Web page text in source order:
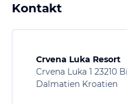
Kontakt
Crvena Luka Resort
Crvena Luka 1 23210
Dalmatien Kroatien